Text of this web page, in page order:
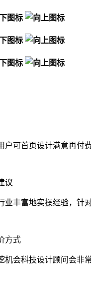
户可首页设计满意再付
议
业丰富地实操经验，针
方式
机会科技设计顾问会非